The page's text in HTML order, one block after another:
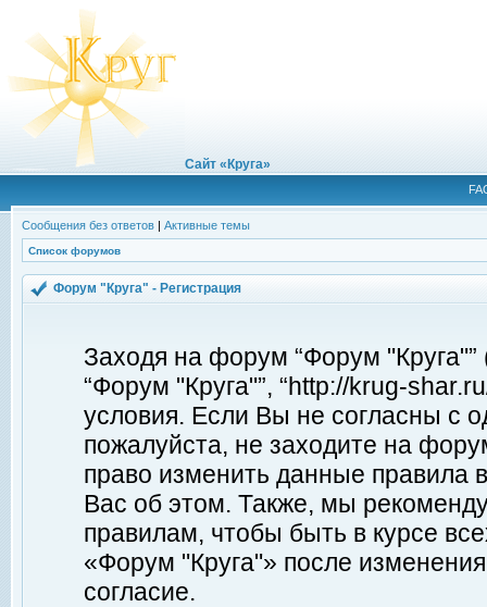
Сайт «Круга»
Сообщения без ответов | Активные темы
Список форумов
Форум "Круга" - Регистрация
Заходя на форум “Форум
“Форум "Круга"”, “http://krug-
условия. Если Вы не согласны с
пожалуйста, не заходите на
право изменить данные правила
Вас об этом. Также, мы
правилам, чтобы быть в курсе
«Форум "Круга"» после
согласие.